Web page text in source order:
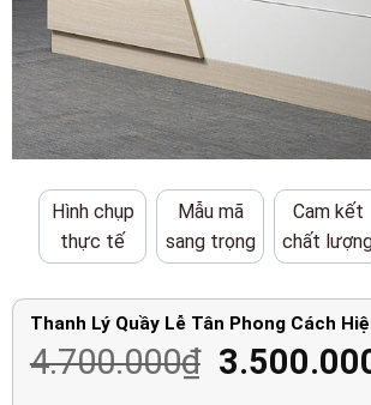
Hình chụp
thực tế
Mẫu mã
sang trọng
Cam kết
chất
Thanh Lý Quầy Lễ Tân Phong Cách
4.700.000₫ Giá